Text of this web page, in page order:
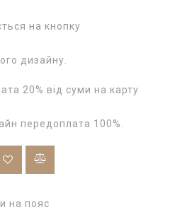
на кнопку
дизайну.
20% від суми на карту
передоплата 100%.
на пояс